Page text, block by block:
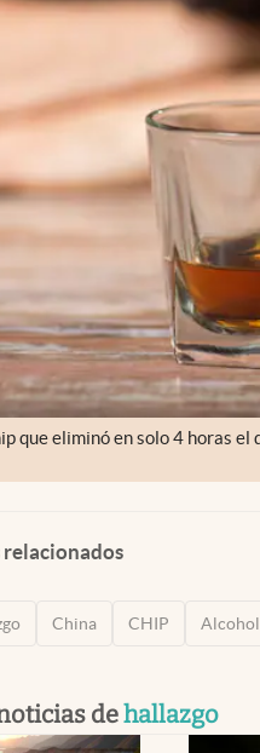
que eliminó en solo 4 horas el
relacionados
China CHIP
dehallazgo